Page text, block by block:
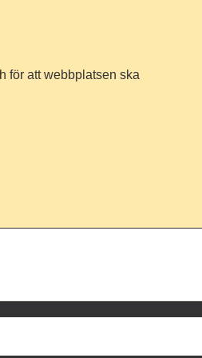
för att webbplatsen ska